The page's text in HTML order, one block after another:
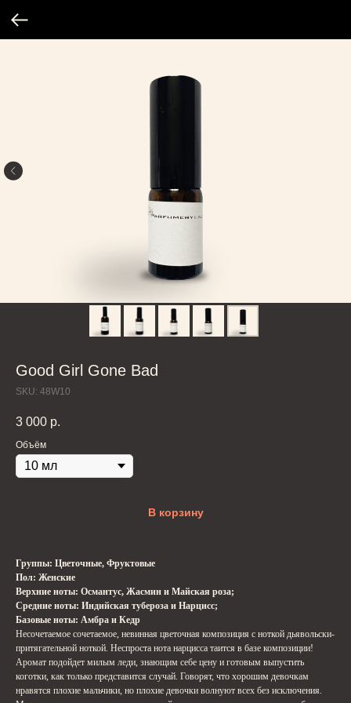
Good Girl Gone Bad
SKU: 48W10
3 000 р.
Объём
В корзину
Группы: Цветочные, Фруктовые
Пол: Женские
Верхние ноты: Османтус, Жасмин и Майская роза;
Средние ноты: Индийская тубероза и Нарцисс;
Базовые ноты: Амбра и Кедр
Несочетаемое сочетаемое, невинная цветочная композиция с ноткой дьявольски-
притягательной ноткой. Неспроста нота нарцисса таится в базе композиции!
Аромат подойдет милым леди, знающим себе цену и готовым выпустить
коготки, как только представится случай. Говорят, что хорошим девочкам
нравятся плохие мальчики, но плохие девочки волнуют всех без исключения.